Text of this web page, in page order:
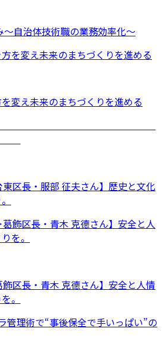
～自治体技術職の業務効率化～
変え未来のまちづくりを進める
東区長・服部 征夫さん】歴史と文化
飾区長・青木 克德さん】安全と人情
。